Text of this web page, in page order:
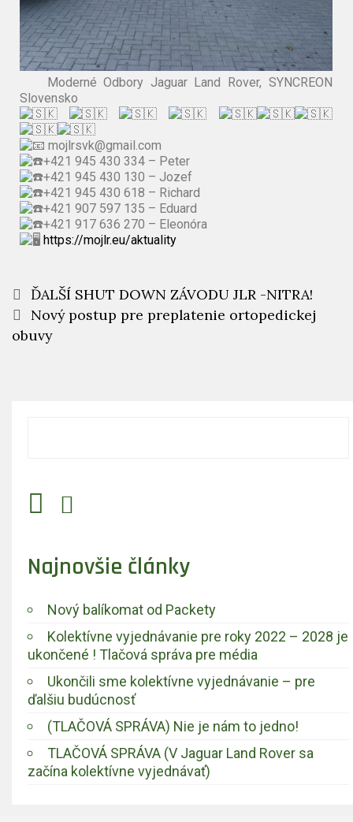
Moderné Odbory Jaguar Land Rover, SYNCREON
Slovensko
mojlrsvk@gmail.com
+421 945 430 334 – Peter
+421 945 430 130 – Jozef
+421 945 430 618 – Richard
+421 907 597 135 – Eduard
+421 917 636 270 – Eleonóra
https://mojlr.eu/aktuality
ĎALŠÍ SHUT DOWN ZÁVODU JLR -NITRA!
Nový postup pre preplatenie ortopedickej
obuvy
Najnovšie články
Nový balíkomat od Packety
Kolektívne vyjednávanie pre roky 2022 – 2028 je
ukončené ! Tlačová správa pre média
Ukončili sme kolektívne vyjednávanie – pre
ďalšiu budúcnosť
(TLAČOVÁ SPRÁVA) Nie je nám to jedno!
TLAČOVÁ SPRÁVA (V Jaguar Land Rover sa
začína kolektívne vyjednávať)